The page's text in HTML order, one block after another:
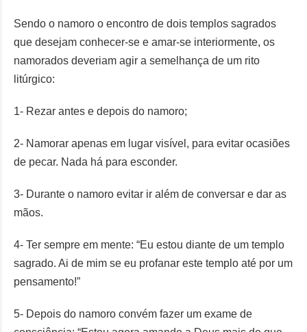
Sendo o namoro o encontro de dois templos sagrados
que desejam conhecer-se e amar-se interiormente, os
namorados deveriam agir a semelhança de um rito
litúrgico:
1- Rezar antes e depois do namoro;
2- Namorar apenas em lugar visível, para evitar ocasiões
de pecar. Nada há para esconder.
3- Durante o namoro evitar ir além de conversar e dar as
mãos.
4- Ter sempre em mente: “Eu estou diante de um templo
sagrado. Ai de mim se eu profanar este templo até por um
pensamento!”
5- Depois do namoro convém fazer um exame de